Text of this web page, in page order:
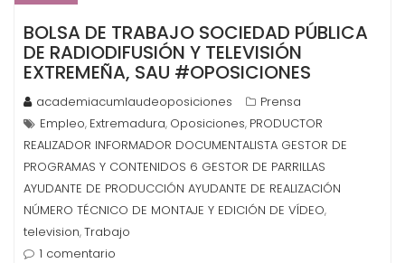
BOLSA DE TRABAJO SOCIEDAD PÚBLICA
DE RADIODIFUSIÓN Y TELEVISIÓN
EXTREMEÑA, SAU #OPOSICIONES
academiacumlaudeoposiciones
Prensa
Empleo, Extremadura, Oposiciones, PRODUCTOR
REALIZADOR INFORMADOR DOCUMENTALISTA GESTOR DE
PROGRAMAS Y CONTENIDOS 6 GESTOR DE PARRILLAS
AYUDANTE DE PRODUCCIÓN AYUDANTE DE REALIZACIÓN
NÚMERO TÉCNICO DE MONTAJE Y EDICIÓN DE VÍDEO,
television,Trabajo
1 comentario